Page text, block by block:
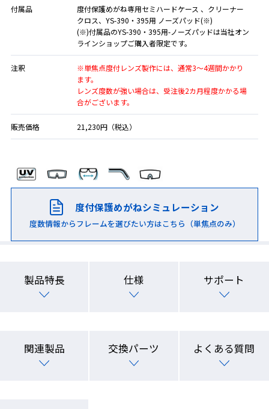
付属品
度付保護めがね専用セミハードケース 、クリーナー
クロス、YS-390・395用 ノーズパッド(※)
(※)付属品のYS-390・395用-ノーズパッドは当社オン
ラインショップご購入者限定です。
注釈
※単焦点度付レンズ製作には、通常3～4週間かかり
ます。
レンズ度数が強い場合は、受注後2カ月程度かかる場
合がございます。
販売価格 21,230円（税込）
度付保護めがねシミュレーション
度数情報からフレームを選びたい方はこちら（単焦点のみ）
製品特長 仕様 サポート
関連製品 交換パーツ よくある質問